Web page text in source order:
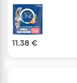
11.38 €